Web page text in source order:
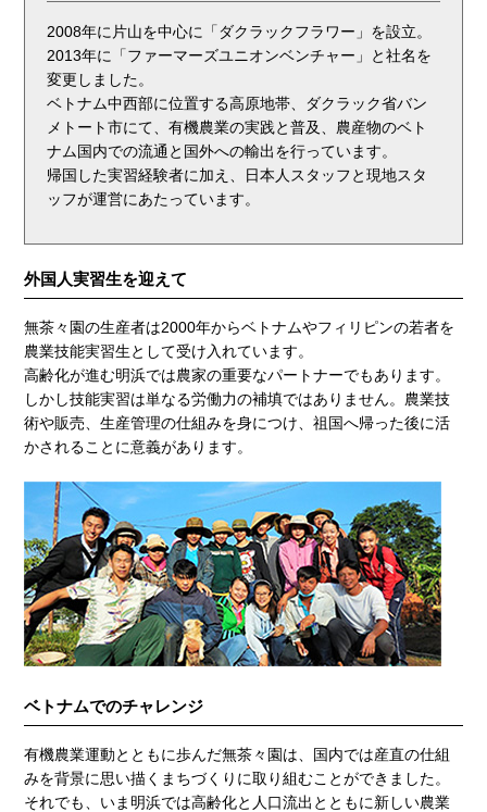
2008年に片山を中心に「ダクラックフラワー」を設立。
2013年に「ファーマーズユニオンベンチャー」と社名を
変更しました。
ベトナム中西部に位置する高原地帯、ダクラック省バン
メトート市にて、有機農業の実践と普及、農産物のベト
ナム国内での流通と国外への輸出を行っています。
帰国した実習経験者に加え、日本人スタッフと現地スタ
ッフが運営にあたっています。
外国人実習生を迎えて
無茶々園の生産者は2000年からベトナムやフィリピンの若者を
農業技能実習生として受け入れています。
高齢化が進む明浜では農家の重要なパートナーでもあります。
しかし技能実習は単なる労働力の補填ではありません。農業技
術や販売、生産管理の仕組みを身につけ、祖国へ帰った後に活
かされることに意義があります。
ベトナムでのチャレンジ
有機農業運動とともに歩んだ無茶々園は、国内では産直の仕組
みを背景に思い描くまちづくりに取り組むことができました。
それでも、いま明浜では高齢化と人口流出とともに新しい農業